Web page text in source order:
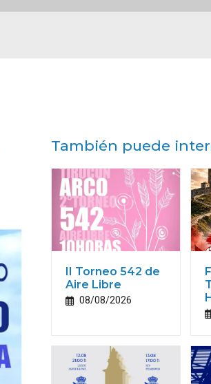
También puede
II Torneo 542 de
Aire Libre
08/08/2026